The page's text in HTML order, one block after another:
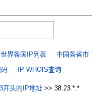
世界各国IP列表
中国各省市
IP WHOIS查询
开头的IP地址>> 38.23.*.*